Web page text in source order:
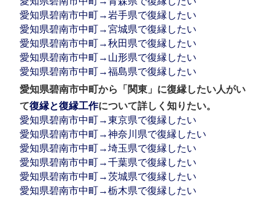
愛知県碧南市中町→岩手県で復縁したい
愛知県碧南市中町→宮城県で復縁したい
愛知県碧南市中町→秋田県で復縁したい
愛知県碧南市中町→山形県で復縁したい
愛知県碧南市中町→福島県で復縁したい
愛知県碧南市中町から「関東」に復縁したい人がい
て復縁と復縁工作について詳しく知りたい。
愛知県碧南市中町→東京県で復縁したい
愛知県碧南市中町→神奈川県で復縁したい
愛知県碧南市中町→埼玉県で復縁したい
愛知県碧南市中町→千葉県で復縁したい
愛知県碧南市中町→茨城県で復縁したい
愛知県碧南市中町→栃木県で復縁したい